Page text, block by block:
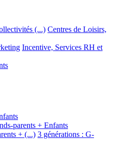
(...) Centres de Loisirs,
Incentive, Services RH et
parents + Enfants
+ (...) 3 générations : G-